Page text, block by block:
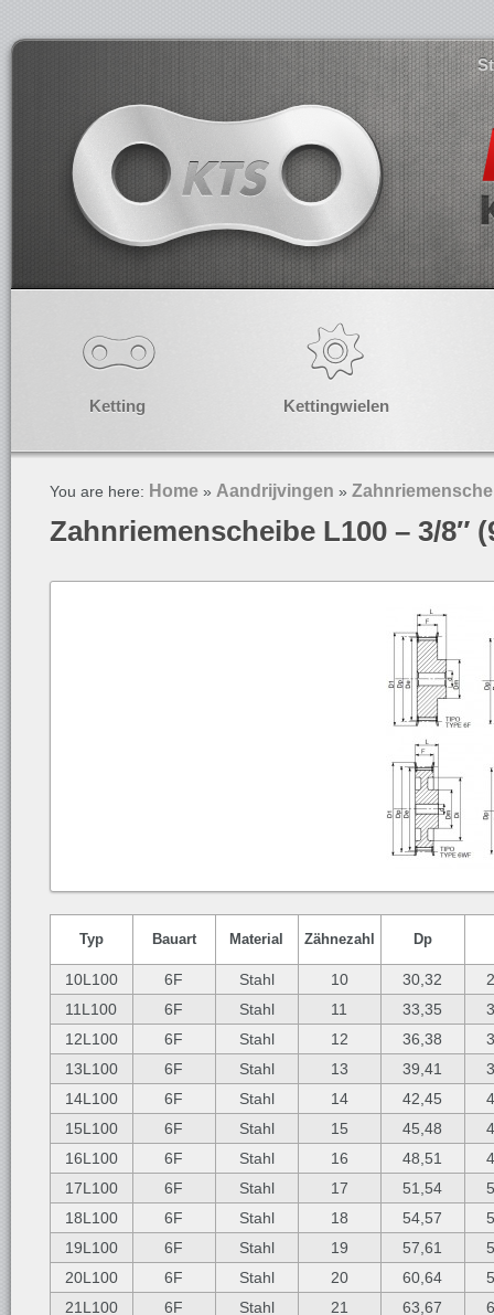
Ketting Kettingwielen
You are here: Home » Aandrijvingen »
Zahnriemenscheibe L100 – 3/8″
Typ Bauart Material Zähnezahl Dp
10L100 6F Stahl 10 30,32
11L100
6F Stahl 11 33,35
12L100
6F Stahl 12 36,38
13L100
6F Stahl 13 39,41
14L100
6F Stahl 14 42,45
15L100
6F Stahl 15 45,48
16L100
6F Stahl 16 48,51
17L100
6F Stahl 17 51,54
18L100
6F Stahl 18 54,57
19L100
6F Stahl 19 57,61
20L100
6F Stahl 20 60,64
21L100
6F Stahl 21 63,67